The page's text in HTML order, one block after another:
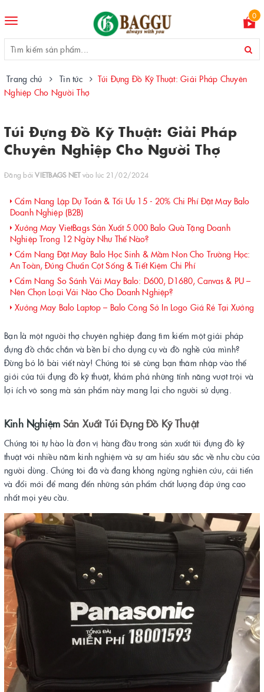
Toggle
0
Trang chủ Tin tức
Túi Đựng Đồ Kỹ Thuật: Giải Pháp Chuyên
Nghiệp Cho Người Thợ
Túi Đựng Đồ Kỹ Thuật: Giải Pháp
Chuyên Nghiệp Cho Người Thợ
Đăng bởiVIETBAGS NETvào lúc 21/02/2024
Cẩm Nang Lập Dự Toán & Tối Ưu 15 - 20% Chi Phí Đặt May Balo
Doanh Nghiệp (B2B)
Xưởng May VietBags Sản Xuất 5.000 Balo Quà Tặng Doanh
Nghiệp Trong 12 Ngày Như Thế Nào?
Cẩm Nang Đặt May Balo Học Sinh & Mầm Non Cho Trường Học:
An Toàn, Đúng Chuẩn Cột Sống & Tiết Kiệm Chi Phí
Cẩm Nang So Sánh Vải May Balo: D600, D1680, Canvas & PU –
Nên Chọn Loại Vải Nào Cho Doanh Nghiệp?
Xưởng May Balo Laptop – Balo Công Sở In Logo Giá Rẻ Tại Xưởng
Bạn là một người thợ chuyên nghiệp đang tìm kiếm một giải pháp
đựng đồ chắc chắn và bền bỉ cho dụng cụ và đồ nghề của mình?
Đừng bỏ lỡ bài viết này! Chúng tôi sẽ cùng bạn thâm nhập vào thế
giới của túi đựng đồ kỹ thuật, khám phá những tính năng vượt trội và
lợi ích vô song mà sản phẩm này mang lại cho người sử dụng.
Kinh NghiệmSản Xuất Túi Đựng Đồ Kỹ Thuật
Chúng tôi tự hào là đơn vị hàng đầu trong sản xuất túi đựng đồ kỹ
thuật với nhiều năm kinh nghiệm và sự am hiểu sâu sắc về nhu cầu của
người dùng. Chúng tôi đã và đang không ngừng nghiên cứu, cải tiến
và đổi mới để mang đến những sản phẩm chất lượng đáp ứng cao
nhất mọi yêu cầu.